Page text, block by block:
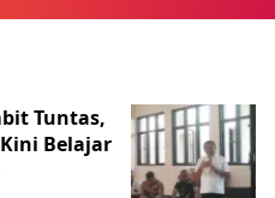
Tuntas,
Belajar